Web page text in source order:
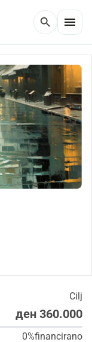
search menu
Cilj
ден 360.000
0%financirano